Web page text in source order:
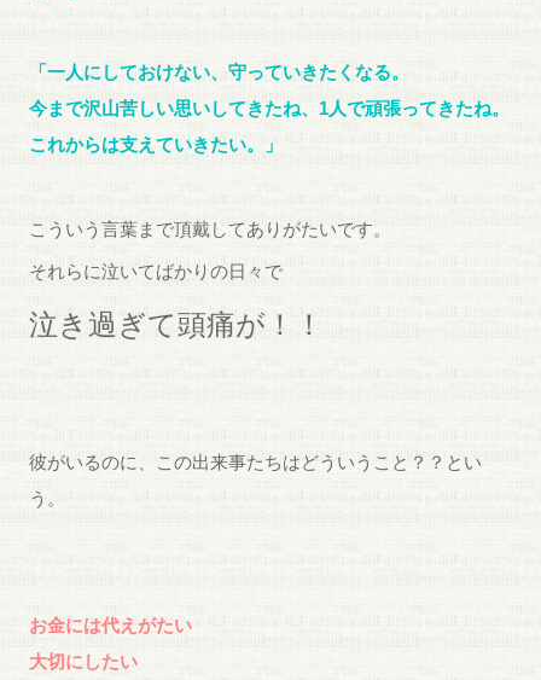
「一人にしておけない、守っていきたくなる。
今まで沢山苦しい思いしてきたね、1人で頑張ってきたね。
これからは支えていきたい。」
こういう言葉まで頂戴してありがたいです。
それらに泣いてばかりの日々で
泣き過ぎて頭痛が！！
彼がいるのに、この出来事たちはどういうこと？？とい
う。
お金には代えがたい
大切にしたい